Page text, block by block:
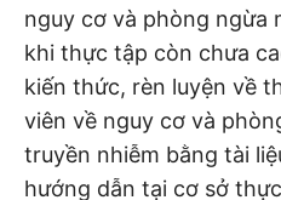
nguy cơ và phòng ngừa
khi thực tập còn chưa
kiến thức, rèn luyện về
viên về nguy cơ và
truyền nhiễm bằng tài
hướng dẫn tại cơ sở